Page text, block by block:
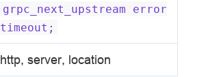
grpc_next_upstream
error
timeout;
http, server, location